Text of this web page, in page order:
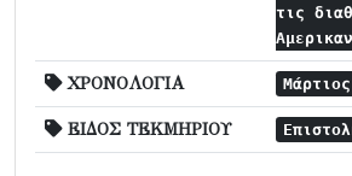
τις
ΧΡΟΝΟΛΟΓΙΑ
ΕΙΔΟΣ ΤΕΚΜΗΡΙΟΥ